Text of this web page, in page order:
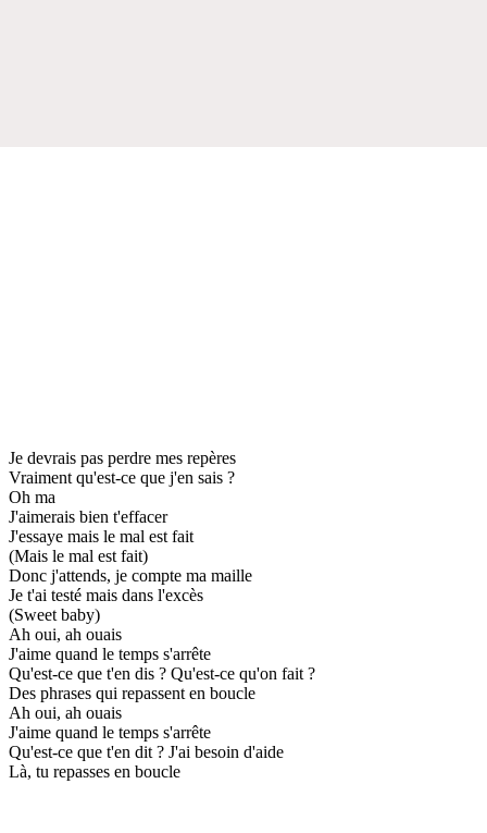
Je devrais pas perdre mes repères
Vraiment qu'est-ce que j'en sais ?
Oh ma
J'aimerais bien t'effacer
J'essaye mais le mal est fait
(Mais le mal est fait)
Donc j'attends, je compte ma maille
Je t'ai testé mais dans l'excès
(Sweet baby)
Ah oui, ah ouais
J'aime quand le temps s'arrête
Qu'est-ce que t'en dis ? Qu'est-ce qu'on fait ?
Des phrases qui repassent en boucle
Ah oui, ah ouais
J'aime quand le temps s'arrête
Qu'est-ce que t'en dit ? J'ai besoin d'aide
Là, tu repasses en boucle